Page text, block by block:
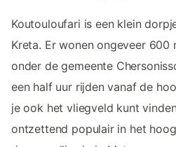
Koutouloufari is een klein
Kreta. Er wonen ongeveer 600
onder de gemeente
een half uur rijden vanaf de
je ook het vliegveld kunt
ontzettend populair in het